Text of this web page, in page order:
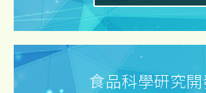
食品科學研究